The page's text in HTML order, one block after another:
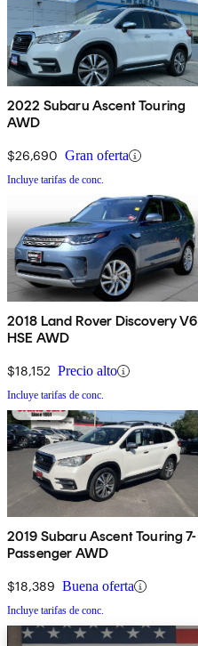
2022 Subaru Ascent Touring
AWD
$26,690 Gran oferta
Incluye tarifas de conc.
2018 Land Rover Discovery V6
HSE AWD
$18,152 Precio alto
Incluye tarifas de conc.
2019 Subaru Ascent Touring 7-
Passenger AWD
$18,389 Buena oferta
Incluye tarifas de conc.